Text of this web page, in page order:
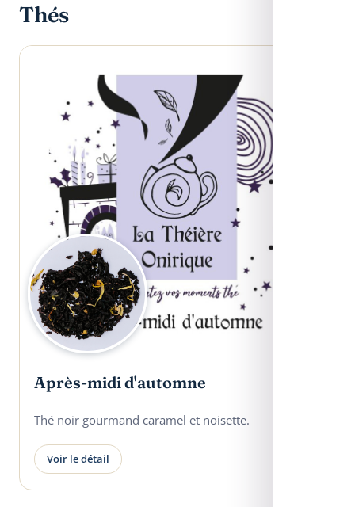
Thés
Après-midi d'automne
Thé noir gourmand caramel et noisette.
Voir le détail